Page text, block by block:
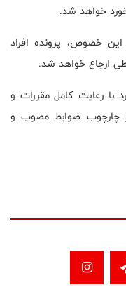
خواهد شد.
خصوص، پرونده افراد
ارجاع خواهد شد.
با رعایت کامل مقررات و
چارچوب ضوابط مصوب و